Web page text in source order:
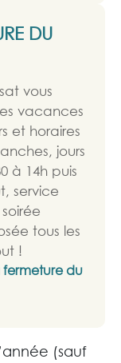
DU
vous
vacances
et horaires
jours
à 14h puis
service
tous les
!
fermeture du
(sauf